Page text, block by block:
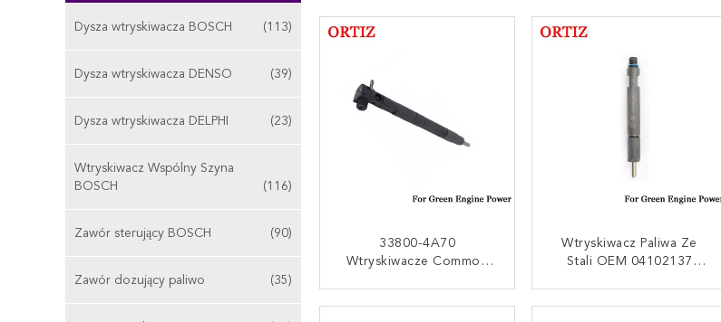
Dysza wtryskiwacza BOSCH (113)
Dysza wtryskiwacza DENSO (39)
Dysza wtryskiwacza DELPHI (23)
Wtryskiwacz Wspólny Szyna
BOSCH
(116)
Zawór sterujący BOSCH (90)
Zawór dozujący paliwo (35)
33800-4A70
Wtryskiwacze Common
SKONTAKTUJ SIĘ TERAZ
Wtryskiwacz Paliwa Ze
Stali OEM 04102137
SKONTAKTUJ SIĘ TERAZ